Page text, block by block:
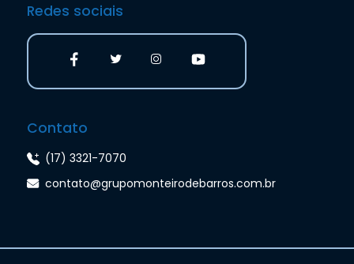
Redes sociais
Contato
(17) 3321-7070
contato@grupomonteirodebarros.com.br